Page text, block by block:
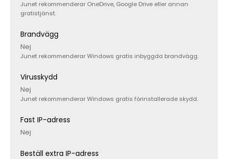
Junet rekommenderar OneDrive, Google Drive eller annan
gratistjänst.
Brandvägg
Nej
Junet rekommenderar Windows gratis inbyggda brandvägg.
Virusskydd
Nej
Junet rekommenderar Windows gratis förinstallerade skydd.
Fast IP-adress
Nej
Beställ extra IP-adress